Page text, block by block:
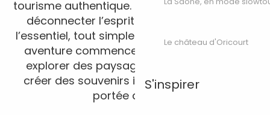
Le château d'Oricourt
S'inspirer
tourisme authentique. Une mini-évasion pour
déconnecter l’esprit et se reconnecter à
l’essentiel, tout simplement. Votre prochaine
aventure commence ici. Préparez-vous à
explorer des paysages magnifiques et à
créer des souvenirs inoubliables, le tout à
portée de main.